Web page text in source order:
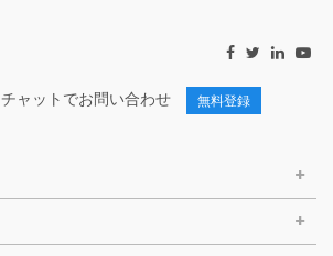
チャットでお問い合わせ 無料登録